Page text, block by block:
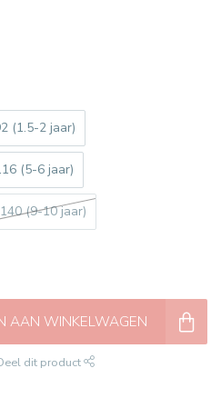
(1.5-2 jaar)
(5-6 jaar)
(9-10 jaar)
AAN WINKELWAGEN
dit product